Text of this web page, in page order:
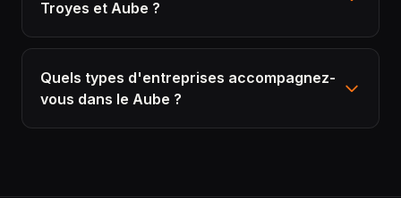
Troyes et Aube ?
Quels types d'entreprises accompagnez-
vous dans le Aube ?